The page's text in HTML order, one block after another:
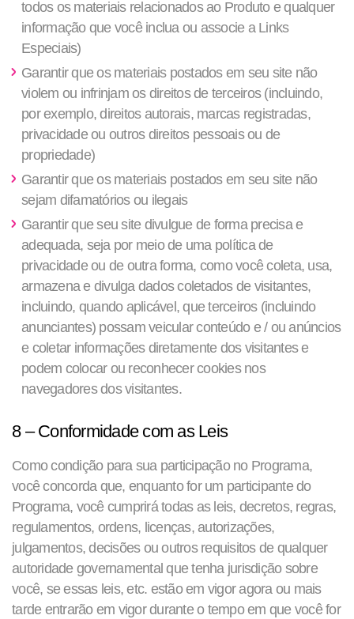
todos os materiais relacionados ao Produto e qualquer
informação que você inclua ou associe a Links
Especiais)
Garantir que os materiais postados em seu site não
violem ou infrinjam os direitos de terceiros (incluindo,
por exemplo, direitos autorais, marcas registradas,
privacidade ou outros direitos pessoais ou de
propriedade)
Garantir que os materiais postados em seu site não
sejam difamatórios ou ilegais
Garantir que seu site divulgue de forma precisa e
adequada, seja por meio de uma política de
privacidade ou de outra forma, como você coleta, usa,
armazena e divulga dados coletados de visitantes,
incluindo, quando aplicável, que terceiros (incluindo
anunciantes) possam veicular conteúdo e / ou anúncios
e coletar informações diretamente dos visitantes e
podem colocar ou reconhecer cookies nos
navegadores dos visitantes.
8 – Conformidade com as Leis
Como condição para sua participação no Programa,
você concorda que, enquanto for um participante do
Programa, você cumprirá todas as leis, decretos, regras,
regulamentos, ordens, licenças, autorizações,
julgamentos, decisões ou outros requisitos de qualquer
autoridade governamental que tenha jurisdição sobre
você, se essas leis, etc. estão em vigor agora ou mais
tarde entrarão em vigor durante o tempo em que você for